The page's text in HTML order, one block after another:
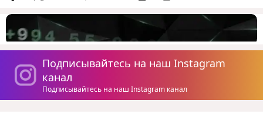
Подписывайтесь на наш Instagram
канал
Подписывайтесь на наш Instagram канал